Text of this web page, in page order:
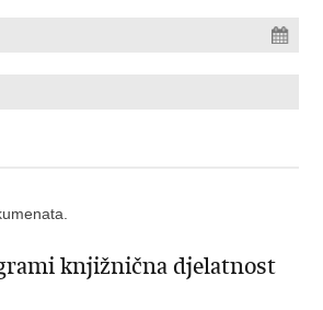
knjižnična djelatnost